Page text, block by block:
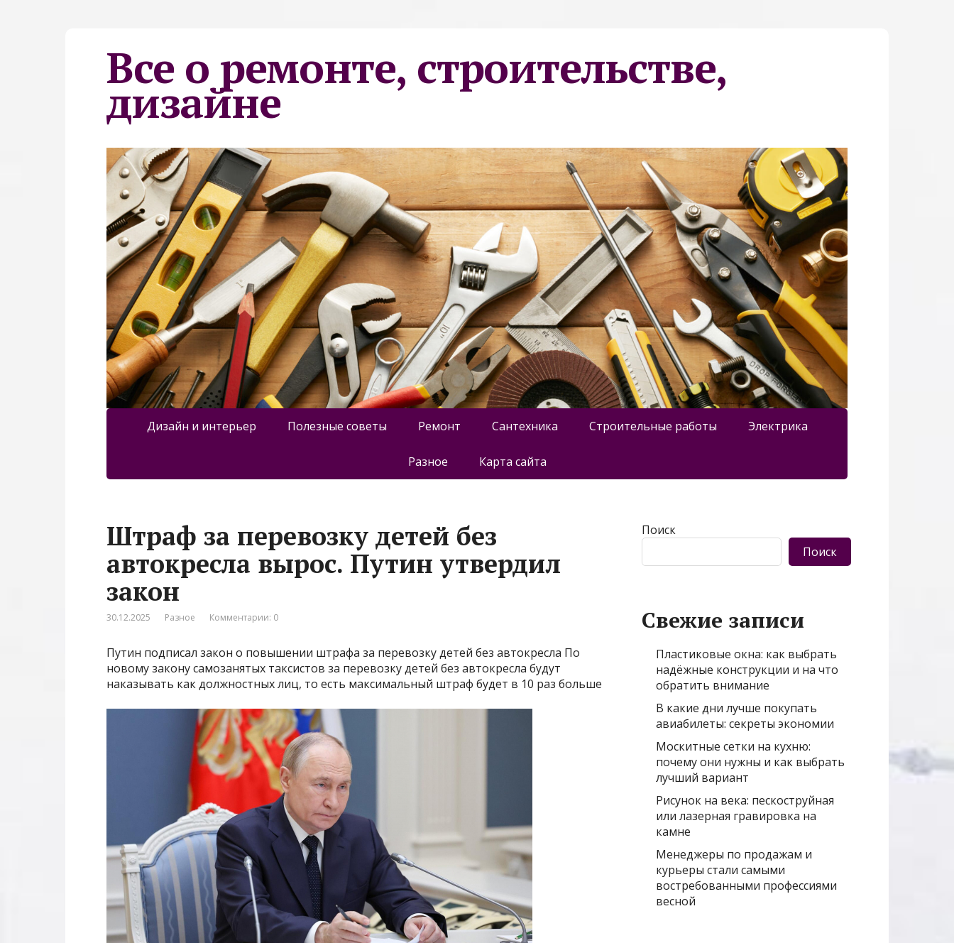
Все о ремонте, строительстве,
дизайне
Дизайн и интерьер Полезные советы Ремонт Сантехника Строительные работы Электрика
Разное Карта сайта
Штраф за перевозку детей без
автокресла вырос. Путин утвердил
закон
30.12.2025 Разное Комментарии: 0
Путин подписал закон о повышении штрафа за перевозку детей без автокресла По
новому закону самозанятых таксистов за перевозку детей без автокресла будут
наказывать как должностных лиц, то есть максимальный штраф будет в 10 раз больше
Поиск
Поиск
Свежие записи
Пластиковые окна: как выбрать
надёжные конструкции и на что
обратить внимание
В какие дни лучше покупать
авиабилеты: секреты экономии
Москитные сетки на кухню:
почему они нужны и как выбрать
лучший вариант
Рисунок на века: пескоструйная
или лазерная гравировка на
камне
Менеджеры по продажам и
курьеры стали самыми
востребованными профессиями
весной